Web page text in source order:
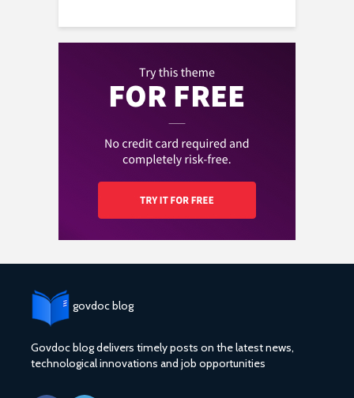
govdoc blog
Govdoc blog delivers timely posts on the latest news,
technological innovations and job opportunities